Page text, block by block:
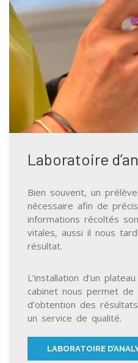
Laboratoire
Bien souvent, un
nécessaire afin de
informations récoltés
vitales, aussi il nous
résultat.
L’installation d’un
cabinet nous permet de
d’obtention des
un service de qualité.
LABORATOIRE